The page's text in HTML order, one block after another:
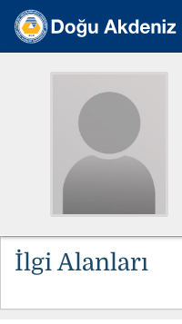
İlgi Alanları